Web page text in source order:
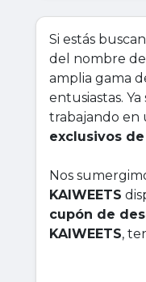
Si estás
del nombre de
amplia gama
entusiastas.
trabajando en
exclusivos de
Nos
KAIWEETS
cupón de
KAIWEETS,